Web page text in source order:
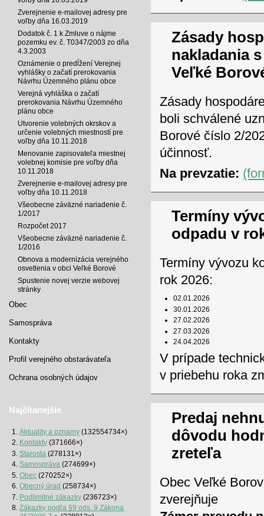
Zverejnenie e-mailovej adresy pre
voľby dňa 16.03.2019
Dodatok č. 1 k Zmluve o nájme
pozemku ev. č. T0347/2003 zo dňa
4.3.2003
Oznámenie o predĺžení Verejnej
vyhlášky o začatí prerokovania
Návrhu Územného plánu obce
Verejná vyhláška o začatí
prerokovania Návrhu Územného
plánu obce
Utvorenie volebných okrskov a
určenie volebných miestností pre
voľby dňa 10.11.2018
Menovanie zapisovateľa miestnej
volebnej komisie pre voľby dňa
10.11.2018
Zverejnenie e-mailovej adresy pre
voľby dňa 10.11.2018
Všeobecne záväzné nariadenie č.
1/2017
Rozpočet 2017
Všeobecne záväzné nariadenie č.
1/2016
Obnova a modernizácia verejného
osvetlenia v obci Veľké Borové
Spustenie novej verzie webovej
stránky
Obec
Samospráva
Kontakty
Profil verejného obstarávateľa
Ochrana osobných údajov
Najčítanejšie
Aktuality a oznamy (132554734×)
Kontakty (371666×)
Starosta (278131×)
Samospráva (274699×)
Obec (270252×)
Obecný úrad (258734×)
Podlimitné zákazky (236723×)
Zákazky podľa §9 ods. 9 Zákona
Zásady
nakladania
Veľké
Zásady
boli schválené
Borové číslo 2/
účinnosť.
Na prevzatie:
Termíny
odpadu v
Termíny vývozu
rok 2026:
02.01.2026
30.01.2026
27.02.2026
27.03.2026
24.04.2026
V prípade
v priebehu roka
Predaj
dôvodu
zreteľa
Obec Veľké
zverejňuje